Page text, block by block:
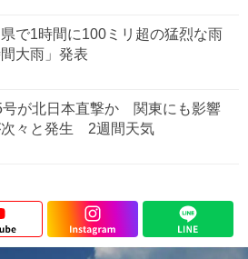
県で1時間に100ミリ超の猛烈な雨
間大雨」発表
号が北日本直撃か 関東にも影響
次々と発生 2週間天気